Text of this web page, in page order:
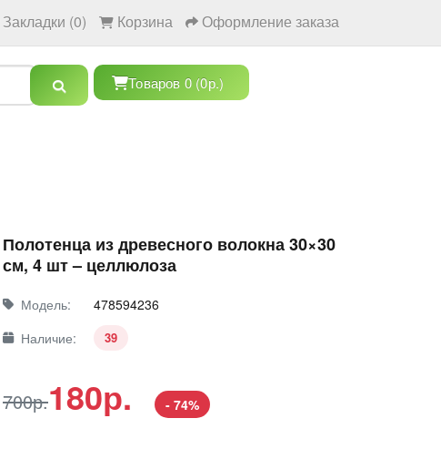
Закладки (0) Корзина Оформление заказа
Товаров 0 (0р.)
Полотенца из древесного волокна 30×30
см, 4 шт – целлюлоза
Модель:
478594236
Наличие:
39
700р.180р. - 74%